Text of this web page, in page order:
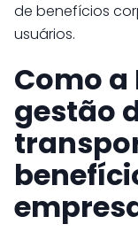
de benefícios
usuários.
Como
gestão